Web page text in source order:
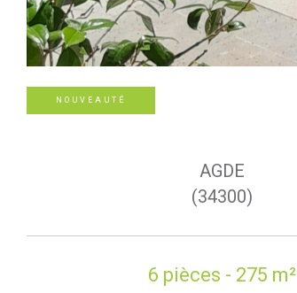
NOUVEAUTÉ
AGDE
(34300)
6 pièces - 275 m²